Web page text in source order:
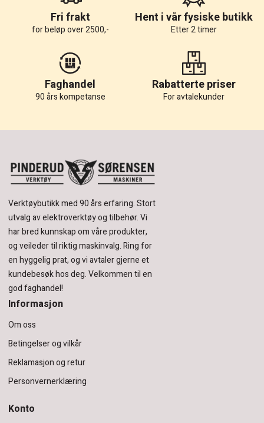
Fri frakt
for beløp over 2500,-
Hent i vår fysiske butikk
Etter 2 timer
Faghandel
90 års kompetanse
Rabatterte priser
For avtalekunder
Verktøybutikk med 90 års erfaring.Stort
utvalg av elektroverktøy og tilbehør.Vi
har bred kunnskap om våre produkter,
og veileder til riktig maskinvalg. Ring for
en hyggelig prat, og vi avtaler gjerne et
kundebesøk hos deg.Velkommen til en
god faghandel!
Informasjon
Om oss
Betingelser og vilkår
Reklamasjon og retur
Personvernerklæring
Konto